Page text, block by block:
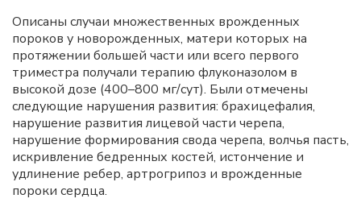
Описаны случаи множественных врожденных
пороков у новорожденных, матери которых на
протяжении большей части или всего первого
триместра получали терапию флуконазолом в
высокой дозе (400–800 мг/сут). Были отмечены
следующие нарушения развития: брахицефалия,
нарушение развития лицевой части черепа,
нарушение формирования свода черепа, волчья пасть,
искривление бедренных костей, истончение и
удлинение ребер, артрогрипоз и врожденные
пороки сердца.